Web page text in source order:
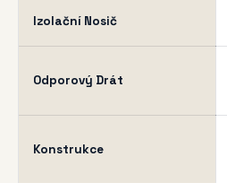
Izolační Nosič
Odporový Drát
Konstrukce